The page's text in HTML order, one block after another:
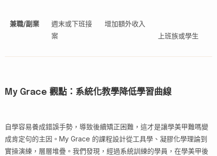
兼職/副業
週末或下班接
案
增加額外收入
上班族或學生
My Grace 觀點：系統化教學降低學習曲線
自學容易養成錯誤手勢，導致後續矯正困難，這才是讓學美甲難嗎變
成肯定句的主因。My Grace 的課程設計從工具學、凝膠化學理論到
實操演練，層層堆疊。我們發現，經過系統訓練的學員，在學美甲後